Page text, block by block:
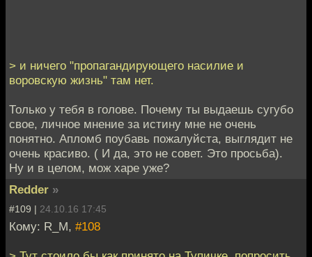
> и ничего "пропагандирующего насилие и
воровскую жизнь" там нет.
Только у тебя в голове. Почему ты выдаешь сугубо
свое, личное мнение за истину мне не очень
понятно. Апломб поубавь пожалуйста, выглядит не
очень красиво. ( И да, это не совет. Это просьба).
Ну и в целом, мож харе уже?
Redder »
#109 | 24.10.16 17:45
Кому: R_M, #108